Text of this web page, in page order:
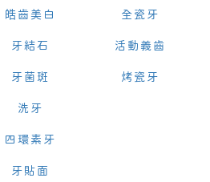
皓齒美白
牙結石
牙菌斑
洗牙
四環素牙
牙貼面
全瓷牙
活動義齒
烤瓷牙